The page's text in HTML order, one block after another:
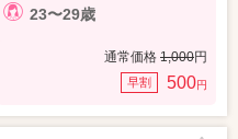
23〜29歳
通常価格 1,000円
早割 500円